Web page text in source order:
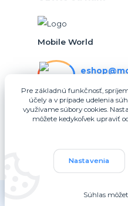
Mobile World
Pre základnú funkčnosť,
účely a v prípade udelenia
využívame súbory cookies.
môžete kedykoľvek upraviť
Nastavenia
Súhlas